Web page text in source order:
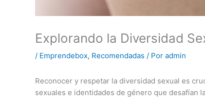
Explorando la Diversidad
/ Emprendebox, Recomendadas / Por admin
Reconocer y respetar la diversidad sexual es
sexuales e identidades de género que desafían